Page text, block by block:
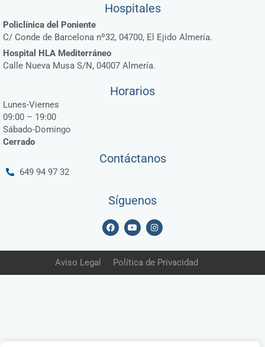
Hospitales
Policlínica del Poniente
C/ Conde de Barcelona nº32, 04700, El Ejido Almería.
Hospital HLA Mediterráneo
Calle Nueva Musa S/N, 04007 Almería.
Horarios
Lunes-Viernes
09:00 – 19:00
Sábado-Domingo
Cerrado
Contáctanos
649 94 97 32
Síguenos
F
a
o
Y
o
b
I
n
g
Aviso Legal Política de Privacidad